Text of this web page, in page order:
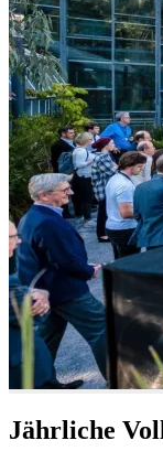
Jährliche